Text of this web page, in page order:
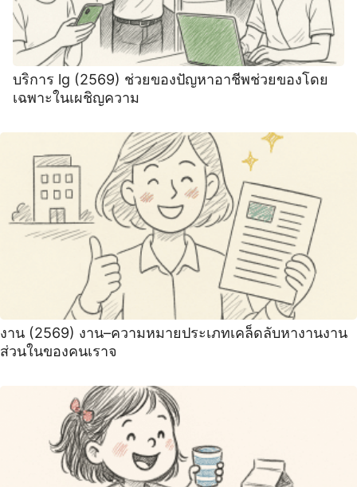
บริการ lg (2569) ช่วยของปัญหาอาชีพช่วยของโดย
เฉพาะในเผชิญความ
งาน (2569) งาน–ความหมายประเภทเคล็ดลับหางานงาน
ส่วนในของคนเราจ